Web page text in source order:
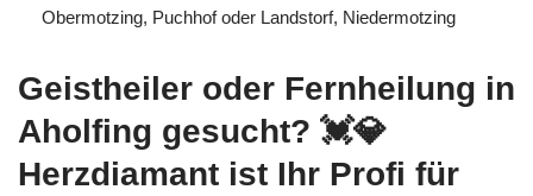
Obermotzing, Puchhof oder Landstorf, Niedermotzing
Geistheiler oder Fernheilung in
Aholfing gesucht? 💓️💎
Herzdiamant ist Ihr Profi für